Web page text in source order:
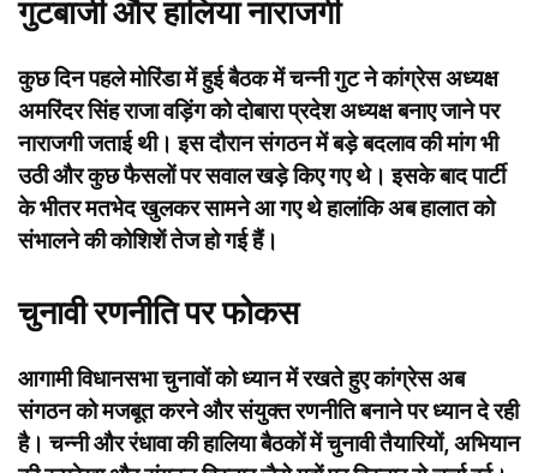
गुटबाजी और हालिया नाराजगी
कुछ दिन पहले मोरिंडा में हुई बैठक में चन्नी गुट ने कांग्रेस अध्यक्ष
अमरिंदर सिंह राजा वड़िंग को दोबारा प्रदेश अध्यक्ष बनाए जाने पर
नाराजगी जताई थी। इस दौरान संगठन में बड़े बदलाव की मांग भी
उठी और कुछ फैसलों पर सवाल खड़े किए गए थे। इसके बाद पार्टी
के भीतर मतभेद खुलकर सामने आ गए थे हालांकि अब हालात को
संभालने की कोशिशें तेज हो गई हैं।
चुनावी रणनीति पर फोकस
आगामी विधानसभा चुनावों को ध्यान में रखते हुए कांग्रेस अब
संगठन को मजबूत करने और संयुक्त रणनीति बनाने पर ध्यान दे रही
है। चन्नी और रंधावा की हालिया बैठकों में चुनावी तैयारियों, अभियान